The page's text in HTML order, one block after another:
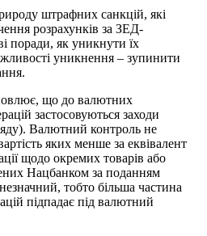
штрафних санкцій, які
розрахунків за ЗЕД-
поради, як уникнути їх
уникнення – зупинити
що до валютних
застосовуються заходи
Валютний контроль не
яких менше за еквівалент
щодо окремих товарів або
Нацбанком за поданням
тобто більша частина
підпадає під валютний